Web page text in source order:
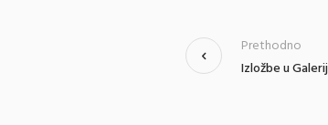
Izložbe u
Prethodno